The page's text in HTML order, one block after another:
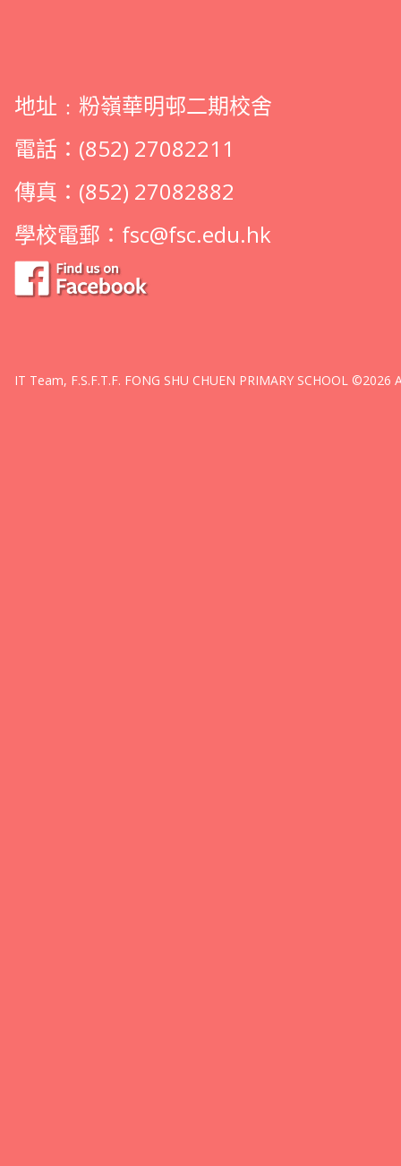
地址﹕粉嶺華明邨二期校舍
電話：(852) 27082211
傳真：(852) 27082882
學校電郵： fsc@fsc.edu.hk
IT Team, F.S.F.T.F. FONG SHU CHUEN PRIMARY SCHOOL ©2026